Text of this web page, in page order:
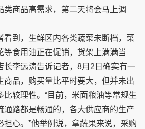
类商品高需求，第二天将会马上调
看到，生鲜区内各类蔬菜未断档，菜
等食用油正在促销，货架上满满当
长李远涛告诉记者，8月2日确实有一
商品，购买量比平时要大，但并未出
较理性。“目前，米面粮油等常规生
通路都是畅通的，各大供应商的生产
担心。”他举例说，拿蔬果来说，采购